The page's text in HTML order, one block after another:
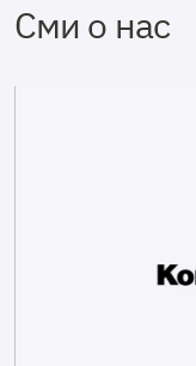
Сми о нас